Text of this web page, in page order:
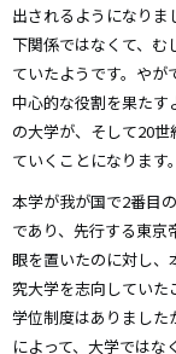
出されるようになり
下関係ではなくて、む
ていたようです。や
中心的な役割を果たす
の大学が、そして20
ていくことになります。
本学が我が国で2番目
であり、先行する東
眼を置いたのに対し
究大学を志向してい
学位制度はありました
によって、大学では